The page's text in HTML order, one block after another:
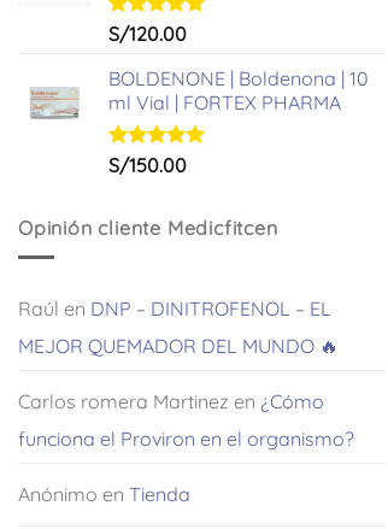
Valorado
con
de 5
S/120.00
BOLDENONE | Boldenona | 10
ml Vial | FORTEX PHARMA
Valorado
con
S/150.00
Opinión cliente Medicfitcen
Raúl en DNP – DINITROFENOL – EL
MEJOR QUEMADOR DEL MUNDO 🔥
Carlos romera Martinez en ¿Cómo
funciona el Proviron en el organismo?
Anónimo en Tienda